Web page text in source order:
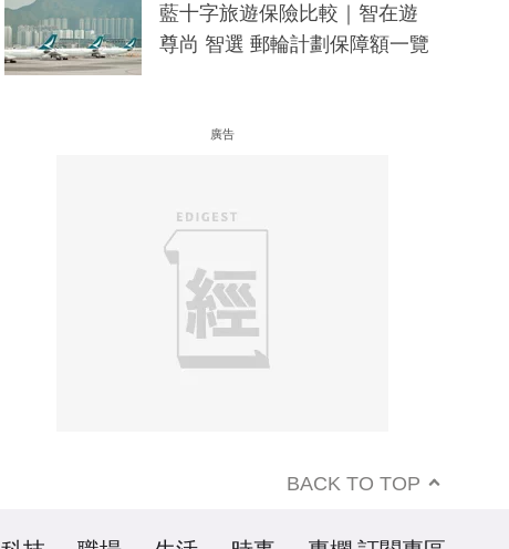
藍十字旅遊保險比較｜智在遊
尊尚 智選 郵輪計劃保障額一覽
廣告
BACK TO TOP